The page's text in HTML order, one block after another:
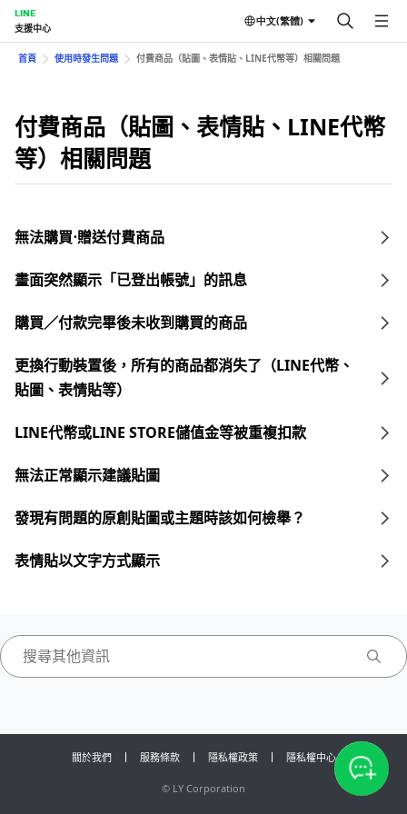
LINE
支援中心
中文(繁體)
首頁 使用時發生問題 付費商品（貼圖、表情貼、LINE代幣等）相關問題
付費商品（貼圖、表情貼、LINE代幣
等）相關問題
無法購買⋅贈送付費商品
畫面突然顯示「已登出帳號」的訊息
購買／付款完畢後未收到購買的商品
更換行動裝置後，所有的商品都消失了（LINE代幣、
貼圖、表情貼等）
LINE代幣或LINE STORE儲值金等被重複扣款
無法正常顯示建議貼圖
發現有問題的原創貼圖或主題時該如何檢舉？
表情貼以文字方式顯示
關於我們 服務條款 隱私權政策 隱私權中心
© LY Corporation